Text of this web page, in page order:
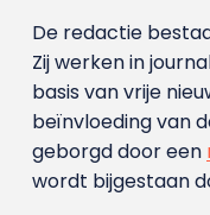
De redactie
Zij werken in
basis van vrije
beïnvloeding van
geborgd door een
wordt bijgestaan